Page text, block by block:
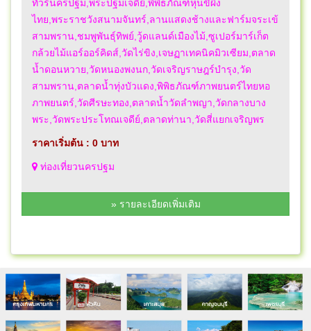
ทัวร์นครปฐม,พระปฐมเจดีย์,พิพิธภัณฑ์หุ่นขี้ผึ้ง
ไทย,พระราชวังสนามจันทร์,ลานแสดงช้างและฟาร์มจระเข้
สามพราน,ชมพูพันธุ์ทิพย์,วู้ดแลนด์เมืองไม้,ซูเปอร์มาร์เก็ต
กล้วยไม้แอร์ออร์คิดส์,วัดไร่ขิง,เจษฏาเทคนิคมิวเซียม,ตลาด
น้ำดอนหวาย,วัดหนองพงนก,วัดเจริญราษฎร์บำรุง,วัด
สามพราน,ตลาดน้ำทุ่งบัวแดง,พิพิธภัณฑ์ภาพยนตร์ไทยหอ
ภาพยนตร์,วัดศีรษะทอง,ตลาดน้ำวัดลำพญา,วัดกลางบาง
พระ,วัดพระประโทณเจดีย์,ตลาดท่านา,วัดสี่แยกเจริญพร
ราคาเริ่มต้น : 0 บาท
ท่องเที่ยวนครปฐม
» รายละเอียดเพิ่มเติม